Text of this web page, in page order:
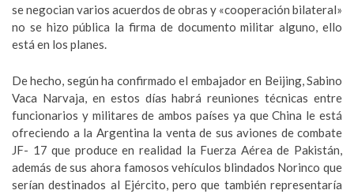
se negocian varios acuerdos de obras y «cooperación bilateral»
no se hizo pública la firma de documento militar alguno, ello
está en los planes.
De hecho, según ha confirmado el embajador en Beijing, Sabino
Vaca Narvaja, en estos días habrá reuniones técnicas entre
funcionarios y militares de ambos países ya que China le está
ofreciendo a la Argentina la venta de sus aviones de combate
JF- 17 que produce en realidad la Fuerza Aérea de Pakistán,
además de sus ahora famosos vehículos blindados Norinco que
serían destinados al Ejército, pero que también representaría